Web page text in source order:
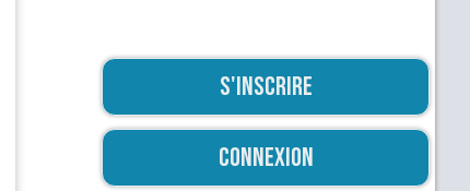
S'inscrire
Connexion